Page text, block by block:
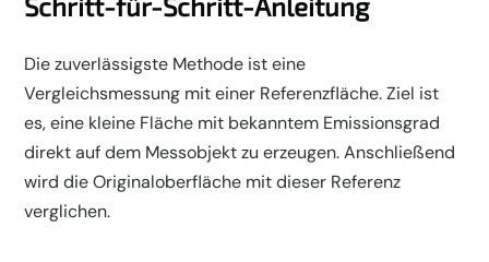
Die zuverlässigste Methode ist eine
Vergleichsmessung mit einer Referenzfläche. Ziel ist
es, eine kleine Fläche mit bekanntem Emissionsgrad
direkt auf dem Messobjekt zu erzeugen. Anschließend
wird die Originaloberfläche mit dieser Referenz
verglichen.